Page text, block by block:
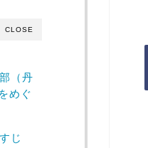
CLOSE
（丹
めぐ
じ